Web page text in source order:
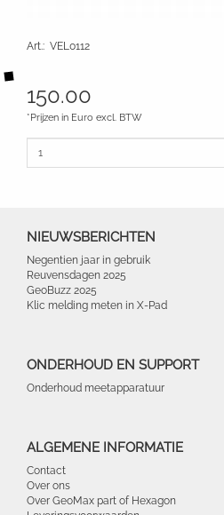
Art.: VEL0112
150.00
*Prijzen in Euro excl. BTW
NIEUWSBERICHTEN
Negentien jaar in gebruik
Reuvensdagen 2025
GeoBuzz 2025
Klic melding meten in X-Pad
ONDERHOUD EN SUPPORT
Onderhoud meetapparatuur
ALGEMENE INFORMATIE
Contact
Over ons
Over GeoMax part of Hexagon